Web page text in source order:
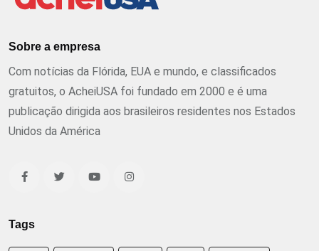
Sobre a empresa
Com notícias da Flórida, EUA e mundo, e classificados
gratuitos, o AcheiUSA foi fundado em 2000 e é uma
publicação dirigida aos brasileiros residentes nos Estados
Unidos da América
Tags